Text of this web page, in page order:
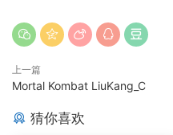
上一篇
Mortal Kombat LiuKang_C
猜你喜欢